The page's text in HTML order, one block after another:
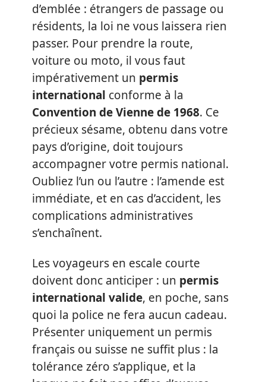
d’emblée : étrangers de passage ou
résidents, la loi ne vous laissera rien
passer. Pour prendre la route,
voiture ou moto, il vous faut
impérativement un permis
international conforme à la
Convention de Vienne de 1968. Ce
précieux sésame, obtenu dans votre
pays d’origine, doit toujours
accompagner votre permis national.
Oubliez l’un ou l’autre : l’amende est
immédiate, et en cas d’accident, les
complications administratives
s’enchaînent.
Les voyageurs en escale courte
doivent donc anticiper : un permis
international valide, en poche, sans
quoi la police ne fera aucun cadeau.
Présenter uniquement un permis
français ou suisse ne suffit plus : la
tolérance zéro s’applique, et la